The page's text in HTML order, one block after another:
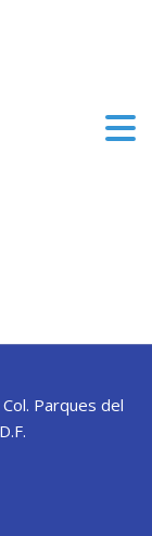
Parques del